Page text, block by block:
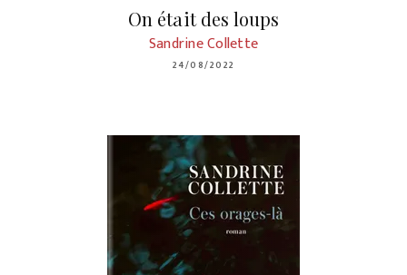
On était des loups
Sandrine Collette
24/08/2022